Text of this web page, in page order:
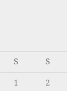
S
S
1
2